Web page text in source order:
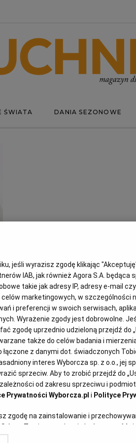
ŚWIATA DANIA SEZONOWE
Magazyn Kuchnia
jeśli wyrazisz zgodę klikając
IAB, jak również Agora S.A. będąca
takie jak adresy IP, adresy e-mail
marketingowych, w szczególności
i preferencji w swoich serwisach,
Wyrażenie zgody jest dobrowolne.
zgodę uprzednio udzieloną przejdź do
także do celów badania i
z danymi dot. świadczonych
interes Wyborcza sp. z o.o., jej
sprzeciw. Aby to zrobić przejdź do
od zakresu sprzeciwu i
Prywatności Wyborcza.pl i Polityce
zgodę na zainstalowanie i
S.A. na Twoim urządzeniu końcowym.
wywołując narzędzie do